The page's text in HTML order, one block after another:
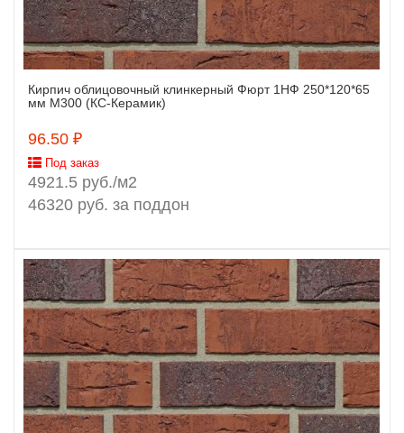
Заказать
Кирпич облицовочный клинкерный Фюрт 1НФ 250*120*65
мм М300 (КС-Керамик)
96.50 ₽
Под заказ
4921.5 руб./м2
46320 руб. за поддон